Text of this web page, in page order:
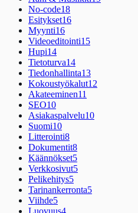
No-code18
Esitykset16
Myynti16
Videoeditointi15
Hupi14
Tietoturva14
Tiedonhallinta13
Kokoustyökalut12
Akateeminen11
SEO10
Asiakaspalvelu10
Suomi10
Litterointi8
Dokumentit8
Käännökset5
Verkkosivut5
Pelikehitys5
Tarinankerronta5
Viihde5
Luovuus4